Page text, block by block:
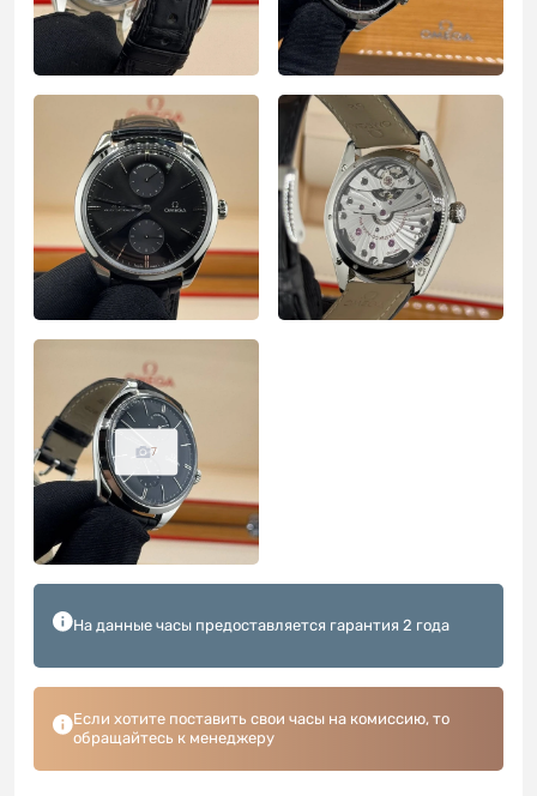
7
На данные часы предоставляется гарантия 2 года
Если хотите поставить свои часы на комиссию, то
обращайтесь к менеджеру